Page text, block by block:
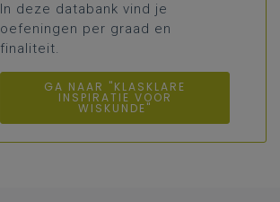
In deze databank vind je
oefeningen per graad en
finaliteit.
GA NAAR "KLASKLARE
INSPIRATIE VOOR
WISKUNDE"